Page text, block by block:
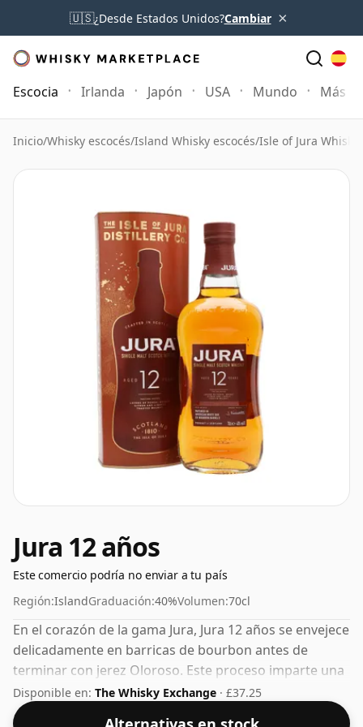
🇺🇸¿Desde Estados Unidos?Cambiar ×
Escocia Irlanda Japón USA Mundo Más
Inicio/Whisky escocés/Island Whisky escocés/Isle of Jura Whisky
Jura 12 años
Este comercio podría no enviar a tu país
Región:IslandGraduación:40%Volumen:70cl
En el corazón de la gama Jura, Jura 12 años se envejece
delicadamente en barricas de bourbon antes de
terminar con jerez Oloroso. Este proceso imparte una
combinación armoniosa de carácter suavemente
ahumado, dulzura y frutos negros, junto con un toque
Disponible en: The Whisky Exchange · £37.25